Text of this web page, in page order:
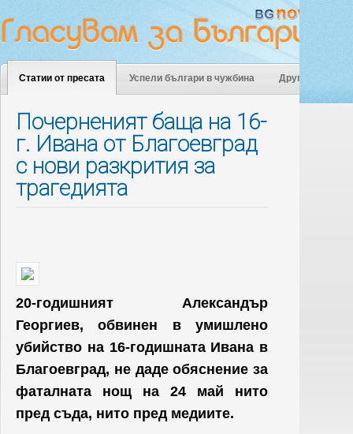
Статии от пресата Успели българи в чужбина Други
Почерненият баща на 16-
г. Ивана от Благоевград
с нови разкрития за
трагедията
20-годишният Александър
Георгиев, обвинен в умишлено
убийство на 16-годишната Ивана в
Благоевград, не даде обяснение за
фаталната нощ на 24 май нито
пред съда, нито пред медиите.